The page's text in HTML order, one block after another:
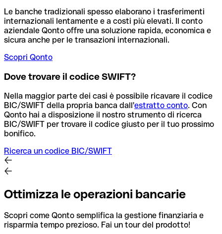
Le banche tradizionali spesso elaborano i trasferimenti
internazionali lentamente e a costi più elevati. Il conto
aziendale Qonto offre una soluzione rapida, economica e
sicura anche per le transazioni internazionali.
Scopri Qonto
Dove trovare il codice SWIFT?
Nella maggior parte dei casi è possibile ricavare il codice
BIC/SWIFT della propria banca dall'estratto conto. Con
Qonto hai a disposizione il nostro strumento di ricerca
BIC/SWIFT per trovare il codice giusto per il tuo prossimo
bonifico.
Ricerca un codice BIC/SWIFT
Ottimizza le operazioni bancarie
Scopri come Qonto semplifica la gestione finanziaria e
risparmia tempo prezioso. Fai un tour del prodotto!